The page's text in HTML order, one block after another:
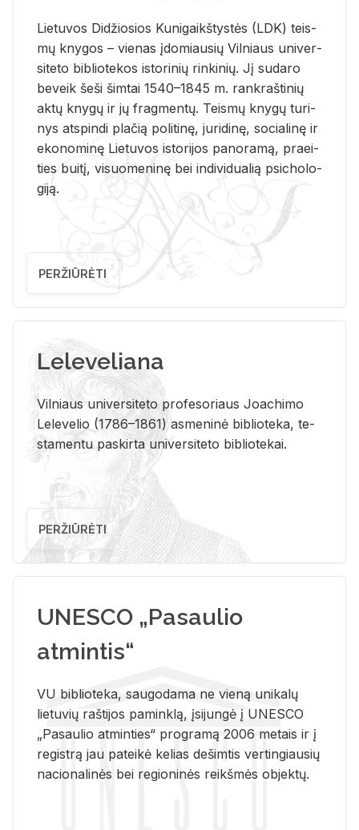
Lie­tu­vos Di­džio­sios Ku­ni­gaikš­tys­tės (LDK) teis­
mų kny­gos – vie­nas įdo­miau­sių Vil­niaus uni­ver­
si­te­to bi­b­lio­te­kos is­to­ri­nių rin­ki­nių. Jį su­da­ro
be­veik šeši šim­tai 1540–1845 m. rank­raš­ti­nių
aktų kny­gų ir jų frag­men­tų. Teis­mų kny­gų tu­ri­
nys at­spin­di pla­čią po­li­ti­nę, ju­ri­di­nę, so­cia­li­nę ir
eko­no­mi­nę Lie­tu­vos is­to­ri­jos pa­no­ra­mą, pra­ei­
ties bui­tį, vi­suo­me­ni­nę bei in­di­vi­dua­lią psi­cho­lo­
gi­ją.
PERŽIŪRĖTI
Leleveliana
Vil­niaus uni­ver­si­te­to pro­fe­so­riaus Jo­a­chi­mo
Le­le­ve­lio (1786–1861) as­me­ni­nė bi­b­lio­te­ka, te­
sta­men­tu pa­skir­ta uni­ver­si­te­to bi­b­lio­te­kai.
PERŽIŪRĖTI
UNESCO „Pasaulio
atmintis“
VU biblioteka, saugodama ne vieną unikalų
lietuvių raštijos paminklą, įsijungė į UNESCO
„Pasaulio atminties“ programą 2006 metais ir į
registrą jau pateikė kelias dešimtis vertingiausių
nacionalinės bei regioninės reikšmės objektų.